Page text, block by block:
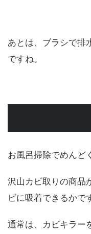
あとは、ブラシで排
ですね。
お風呂掃除でめんど
沢山カビ取りの商品
ビに吸着できるかで
通常は、カビキラー